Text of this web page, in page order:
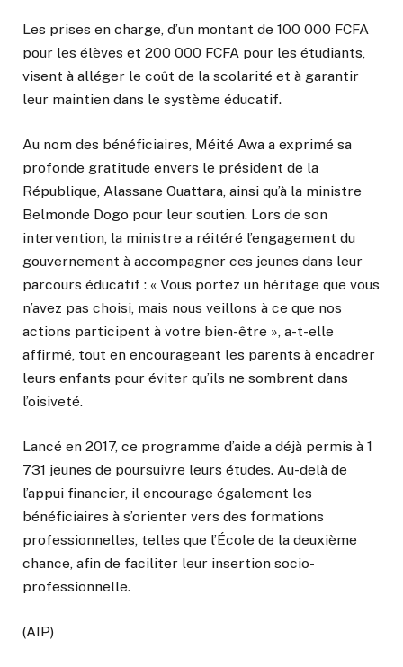
Les prises en charge, d’un montant de 100 000 FCFA
pour les élèves et 200 000 FCFA pour les étudiants,
visent à alléger le coût de la scolarité et à garantir
leur maintien dans le système éducatif.
Au nom des bénéficiaires, Méité Awa a exprimé sa
profonde gratitude envers le président de la
République, Alassane Ouattara, ainsi qu’à la ministre
Belmonde Dogo pour leur soutien. Lors de son
intervention, la ministre a réitéré l’engagement du
gouvernement à accompagner ces jeunes dans leur
parcours éducatif : « Vous portez un héritage que vous
n’avez pas choisi, mais nous veillons à ce que nos
actions participent à votre bien-être », a-t-elle
affirmé, tout en encourageant les parents à encadrer
leurs enfants pour éviter qu’ils ne sombrent dans
l’oisiveté.
Lancé en 2017, ce programme d’aide a déjà permis à 1
731 jeunes de poursuivre leurs études. Au-delà de
l’appui financier, il encourage également les
bénéficiaires à s’orienter vers des formations
professionnelles, telles que l’École de la deuxième
chance, afin de faciliter leur insertion socio-
professionnelle.
(AIP)